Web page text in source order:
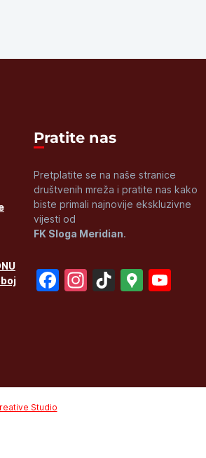
Pratite nas
Pretplatite se na naše stranice
društvenih mreža i pratite nas kako
biste primali najnovije ekskluzivne
vijesti od
FK Sloga Meridian.
Facebook
Instagram
TikTokGoogle
Studio